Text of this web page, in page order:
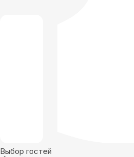
Выбор гостей